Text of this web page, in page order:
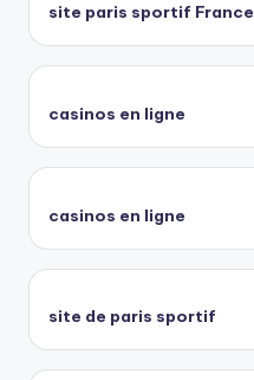
site paris sportif France
casinos en ligne
casinos en ligne
site de paris sportif